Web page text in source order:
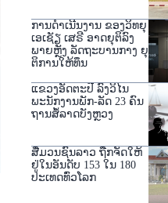
ການດໍາເນີນງານ ຂອງວິທຍຸ
ເອເຊັຽ ເສຣີ ອາດຍຸຕິລົງ
ພາຍຫຼັງ ລັດຖະບານກາງ ຍຸ
ຕິການໃຫ້ທຶນ
ແຂວງອັດຕະປື ລົງວິໄນ
ພະນັກງານພັກ-ລັດ 23 ຄົນ
ຖານສໍ້ລາດບັງຫຼວງ
ສື່ມວນຊົນລາວ ຖືກຈັດໃຫ້
ຢູ່ໃນອັນດັບ 153 ໃນ 180
ປະເທດທົ່ວໂລກ